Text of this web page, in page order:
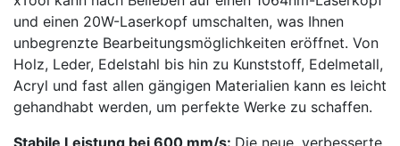
und einen 20W-Laserkopf umschalten, was Ihnen
unbegrenzte Bearbeitungsmöglichkeiten eröffnet. Von
Holz, Leder, Edelstahl bis hin zu Kunststoff, Edelmetall,
Acryl und fast allen gängigen Materialien kann es leicht
gehandhabt werden, um perfekte Werke zu schaffen.
Stabile Leistung bei 600 mm/s: Die neue, verbesserte